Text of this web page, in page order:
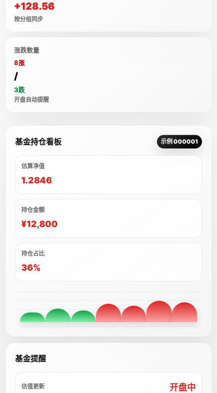
+128.56
按分组同步
涨跌数量
8涨
/
3跌
开盘自动提醒
基金持仓看板 示例 000001
估算净值
1.2846
持仓金额
¥12,800
持仓占比
36%
基金提醒
估值更新 开盘中